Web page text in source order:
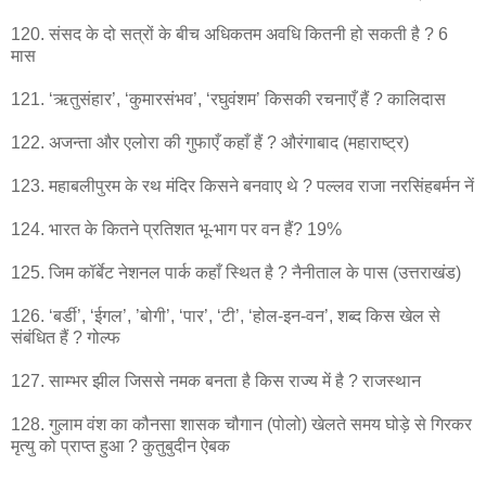
120. संसद के दो सत्रों के बीच अधिकतम अवधि कितनी हो सकती है ? 6
मास
121. ‘ऋतुसंहार’, ‘कुमारसंभव’, ‘रघुवंशम’ किसकी रचनाएँ हैं ? कालिदास
122. अजन्ता और एलोरा की गुफाएँ कहाँ हैं ? औरंगाबाद (महाराष्ट्र)
123. महाबलीपुरम के रथ मंदिर किसने बनवाए थे ? पल्लव राजा नरसिंहबर्मन नें
124. भारत के कितने प्रतिशत भू-भाग पर वन हैं? 19%
125. जिम कॉर्बेट नेशनल पार्क कहाँ स्थित है ? नैनीताल के पास (उत्तराखंड)
126. ‘बर्डी’, ‘ईगल’, ’बोगी’, ‘पार’, ‘टी’, ‘होल-इन-वन’, शब्द किस खेल से
संबंधित हैं ? गोल्फ
127. साम्भर झील जिससे नमक बनता है किस राज्य में है ? राजस्थान
128. गुलाम वंश का कौनसा शासक चौगान (पोलो) खेलते समय घोड़े से गिरकर
मृत्यु को प्राप्त हुआ ? कुतुबुदीन ऐबक